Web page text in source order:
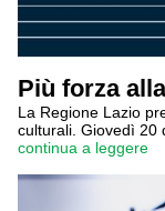
Più forza
La Regione Lazio
culturali. Giovedì 20
continua a leggere